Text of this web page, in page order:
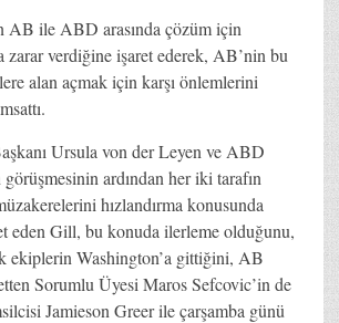
AB ile ABD arasında çözüm için
zarar verdiğine işaret ederek, AB’nin bu
alan açmak için karşı önlemlerini
Ursula von der Leyen ve ABD
görüşmesinin ardından her iki tarafın
hızlandırma konusunda
eden Gill, bu konuda ilerleme olduğunu,
ekiplerin Washington’a gittiğini, AB
Sorumlu Üyesi Maros Sefcovic’in de
Jamieson Greer ile çarşamba günü